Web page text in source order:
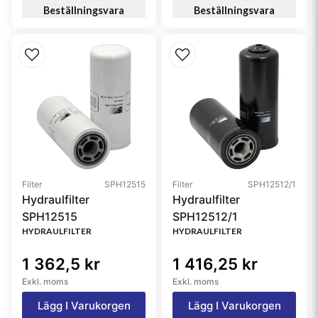
51125030060, 51125030075, 51125031016,
WDK725, 18354447, 81125030075, SK34621,
SK3703, 0170152000, 170152000, F002H20306,
Beställningsvara
Beställningsvara
Filter SPH12515
Hydraulfilter
SPH12515
HYDRAULFILTER
1 362,5 kr
Exkl. moms
Lägg I Varukorgen
Filter SPH12512/1
Hydraulfilter
SPH12512/1
HYDRAULFILTER
1 416,25 kr
Exkl. moms
Lägg I Varukorgen